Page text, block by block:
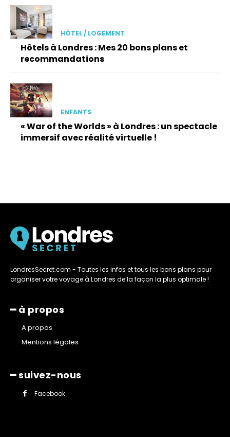
HÔTEL / LOGEMENT
Hôtels à Londres : Mes 20 bons plans et
recommandations
ENFANTS
« War of the Worlds » à Londres : un spectacle
immersif avec réalité virtuelle !
LondresSecret.com - Toutes les infos et tous les bons plans pour
organiser votre voyage à Londres de la façon la plus optimale !
━ à propos
A propos
Mentions légales
━ suivez-nous
Facebook